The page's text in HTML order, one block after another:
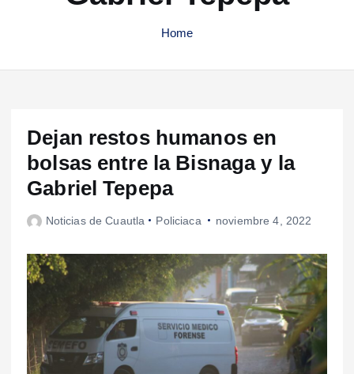
Home
Dejan restos humanos en
bolsas entre la Bisnaga y la
Gabriel Tepepa
Noticias de Cuautla Policiaca noviembre 4, 2022